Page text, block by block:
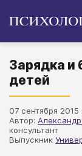
Зарядка и
детей
07 сентября 2015
Автор:
консультант
Выпускник